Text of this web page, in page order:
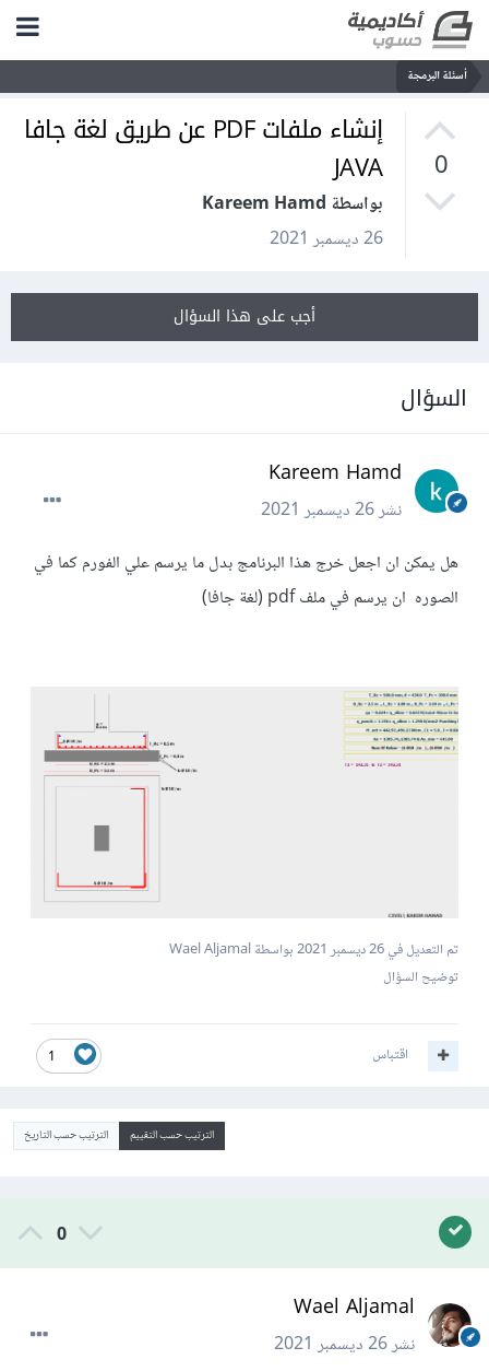
أسئلة البرمجة
0
إنشاء ملفات PDF عن طريق لغة جافا
JAVA
بواسطة Kareem Hamd
26 ديسمبر 2021
أجب على هذا السؤال
السؤال
Kareem Hamd
نشر26 ديسمبر 2021
هل يمكن ان اجعل خرج هذا البرنامج بدل ما يرسم علي الفورم كما في
الصوره ان يرسم في ملف pdf (لغة جافا)
تم التعديل في26 ديسمبر 2021
بواسطة Wael Aljamal
توضيح السؤال
1 اقتباس
الترتيب حسب التقييم الترتيب حسب التاريخ
0
Wael Aljamal
نشر26 ديسمبر 2021